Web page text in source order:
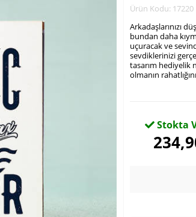
Ürün Kodu: 17220
Arkadaşlarınızı
bundan daha
uçuracak ve
sevdiklerinizi
tasarım hediyelik
olmanın
Stokta